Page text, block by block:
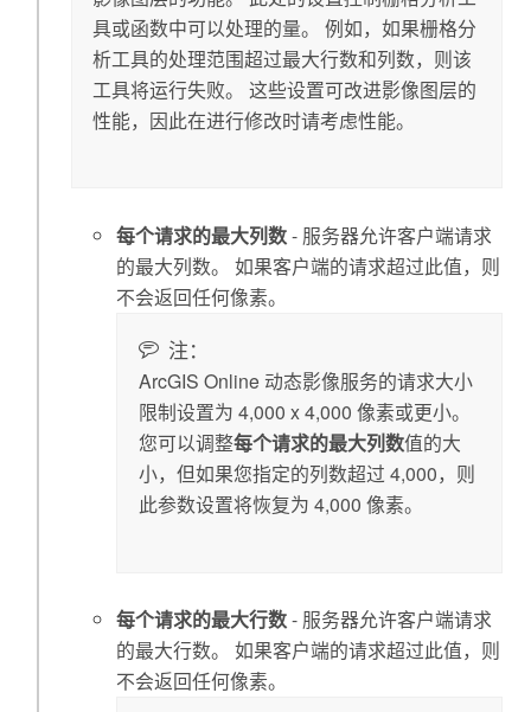
具或函数中可以处理的量。 例如，如果栅格分
析工具的处理范围超过最大行数和列数，则该
工具将运行失败。 这些设置可改进影像图层的
性能，因此在进行修改时请考虑性能。
每个请求的最大列数- 服务器允许客户端请求
的最大列数。 如果客户端的请求超过此值，则
不会返回任何像素。
注：
ArcGIS Online 动态影像服务的请求大小
限制设置为 4,000 x 4,000 像素或更小。
您可以调整每个请求的最大列数值的大
小，但如果您指定的列数超过 4,000，则
此参数设置将恢复为 4,000 像素。
每个请求的最大行数- 服务器允许客户端请求
的最大行数。 如果客户端的请求超过此值，则
不会返回任何像素。